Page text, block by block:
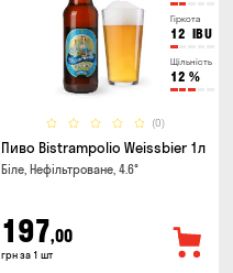
Гіркота
12 IBU
Щільність
12 %
(0)
Пиво Bistrampolio Weissbier 1л
Біле, Нефільтроване, 4.6°
197,00
грн за 1 шт